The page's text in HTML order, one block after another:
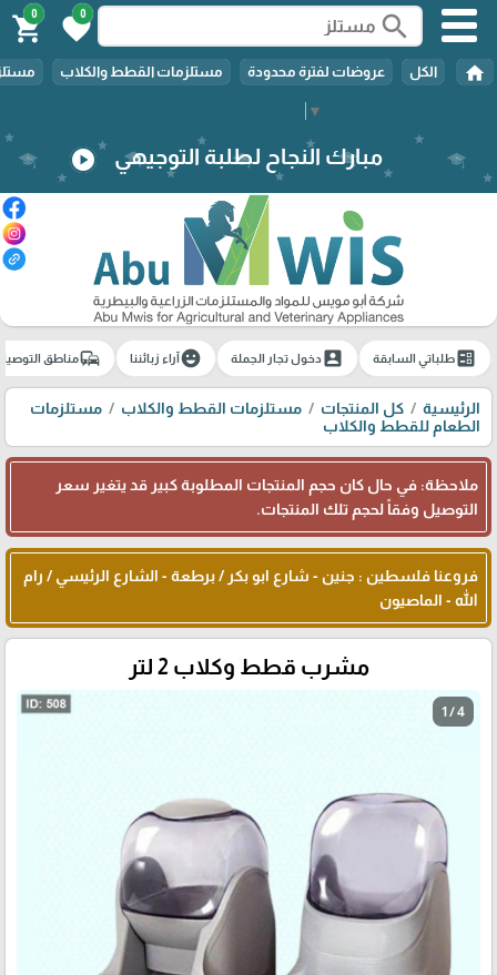
▼
search
0
favorite
0
shopping_cart
home الكل عروضات لفترة محدودة مستلزمات القطط والكلاب
مبارك النجاح لطلبة التوجيهي play_circle
ballotطلباتي السابقة account_boxدخول تجار الجملة emoji_emotionsآراء زبائننا commuteمناطق
الرئيسية كل المنتجات مستلزمات القطط والكلاب
مستلزمات
الطعام للقطط والكلاب
ملاحظة: في حال كان حجم المنتجات المطلوبة كبير قد يتغير سعر
التوصيل وفقاً لحجم تلك المنتجات.
فروعنا فلسطين : جنين - شارع ابو بكر / برطعة - الشارع الرئيسي / رام
الله - الماصيون
مشرب قطط وكلاب 2 لتر
1 / 4